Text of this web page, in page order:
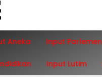
Aneka Input Parlemen
Input Lutim